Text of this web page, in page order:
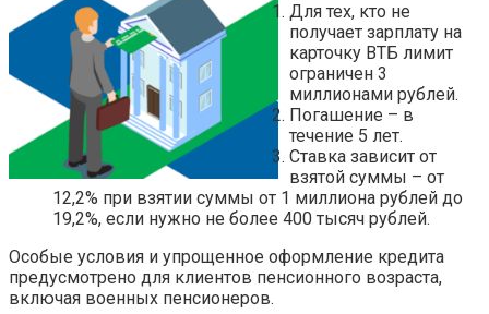
Для тех, кто не
получает зарплату на
карточку ВТБ лимит
ограничен 3
миллионами рублей.
Погашение – в
течение 5 лет.
Ставка зависит от
взятой суммы – от
12,2% при взятии суммы от 1 миллиона рублей до
19,2%, если нужно не более 400 тысяч рублей.
Особые условия и упрощенное оформление кредита
предусмотрено для клиентов пенсионного возраста,
включая военных пенсионеров.